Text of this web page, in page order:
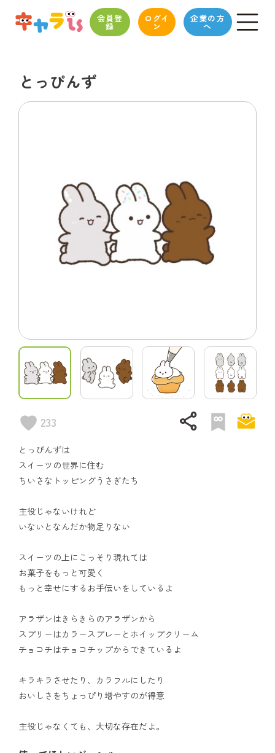
会員登
録
ログイ
ン
企業の方
へ
とっぴんず
233 share
とっぴんずは
スイーツの世界に住む
ちいさなトッピングうさぎたち
主役じゃないけれど
いないとなんだか物足りない
スイーツの上にこっそり現れては
お菓子をもっと可愛く
もっと幸せにするお手伝いをしているよ
アラザンはきらきらのアラザンから
スプリーはカラースプレーとホイップクリーム
チョコチはチョコチップからできているよ
キラキラさせたり、カラフルにしたり
おいしさをちょっぴり増やすのが得意
主役じゃなくても、大切な存在だよ。